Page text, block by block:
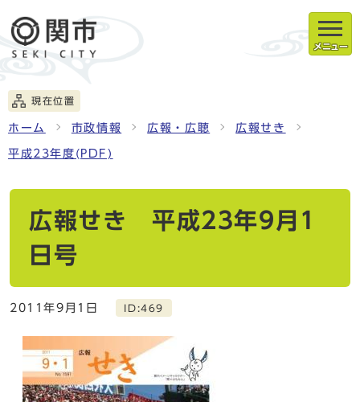
メニュー
現在位置
ホーム 市政情報 広報・広聴 広報せき
平成23年度(PDF)
広報せき 平成23年9月1
日号
2011年9月1日 ID:469